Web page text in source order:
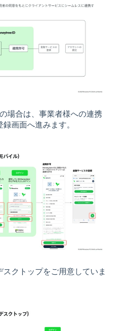
場合は、事業者様への連携
画面へ進みます。
クトップをご用意していま